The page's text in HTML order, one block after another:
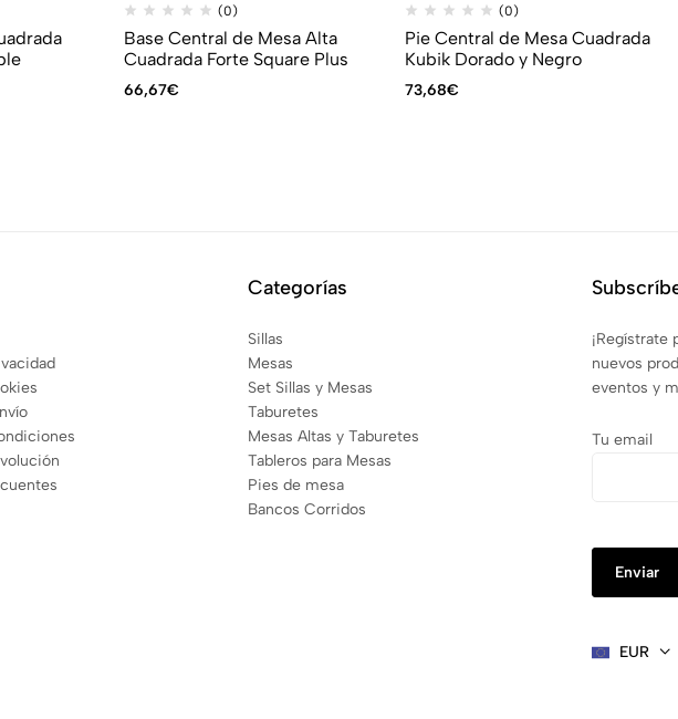
(0)
Base Central de Mesa Alta
Cuadrada Forte Square Plus
66,67€
(0)
Pie Central de Mesa Cuadrada
Kubik Dorado y Negro
73,68€
Categorías
Sillas
Mesas
Set Sillas y Mesas
Taburetes
Mesas Altas y Taburetes
Tableros para Mesas
Pies de mesa
Bancos Corridos
nuevos
eventos y
Tu email
EUR